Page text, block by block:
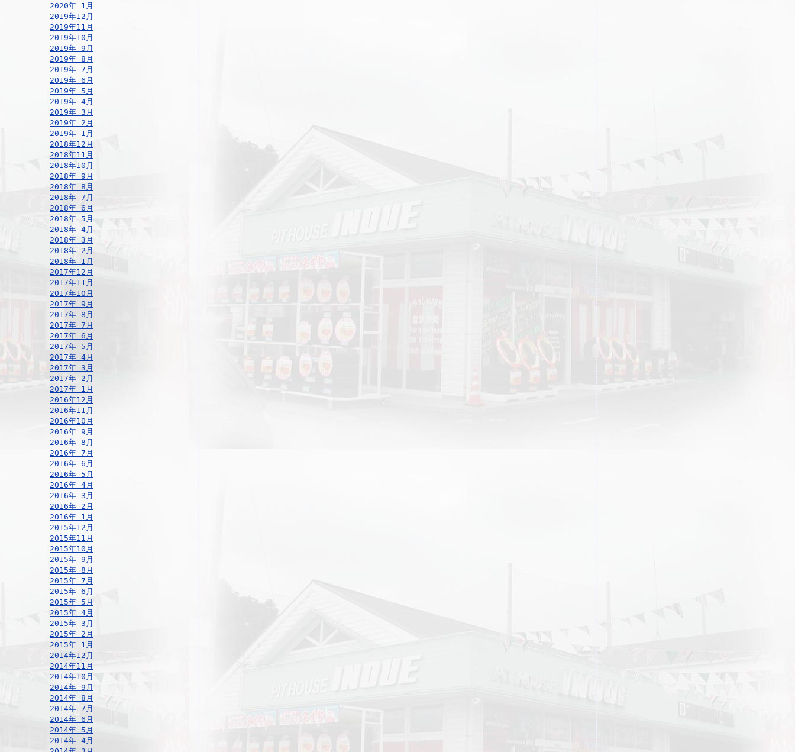
2020年 1月
2019年12月
2019年11月
2019年10月
2019年 9月
2019年 8月
2019年 7月
2019年 6月
2019年 5月
2019年 4月
2019年 3月
2019年 2月
2019年 1月
2018年12月
2018年11月
2018年10月
2018年 9月
2018年 8月
2018年 7月
2018年 6月
2018年 5月
2018年 4月
2018年 3月
2018年 2月
2018年 1月
2017年12月
2017年11月
2017年10月
2017年 9月
2017年 8月
2017年 7月
2017年 6月
2017年 5月
2017年 4月
2017年 3月
2017年 2月
2017年 1月
2016年12月
2016年11月
2016年10月
2016年 9月
2016年 8月
2016年 7月
2016年 6月
2016年 5月
2016年 4月
2016年 3月
2016年 2月
2016年 1月
2015年12月
2015年11月
2015年10月
2015年 9月
2015年 8月
2015年 7月
2015年 6月
2015年 5月
2015年 4月
2015年 3月
2015年 2月
2015年 1月
2014年12月
2014年11月
2014年10月
2014年 9月
2014年 8月
2014年 7月
2014年 6月
2014年 5月
2014年 4月